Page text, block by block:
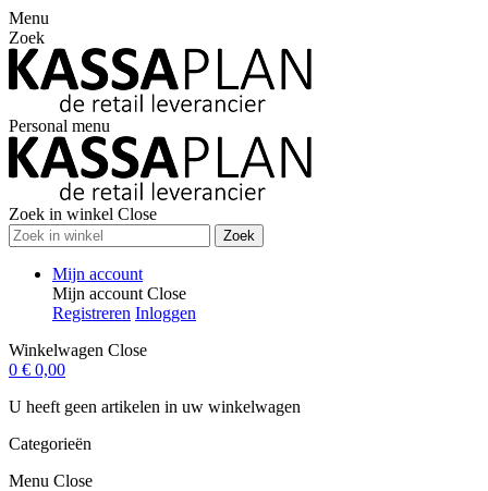
Menu
Zoek
Personal menu
Zoek in winkel Close
Zoek
Mijn account
Mijn account Close
Registreren Inloggen
Winkelwagen Close
0 € 0,00
U heeft geen artikelen in uw winkelwagen
Categorieën
Menu Close